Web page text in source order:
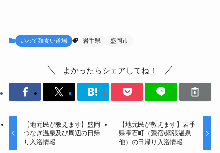
いわて麺食い道場 岩手県 盛岡市
よかったらシェアしてね！
【地元民が教えます】盛岡
つなぎ温泉及び周辺の日帰
り入浴情報
【地元民が教えます】岩手
県雫石町（鶯宿/網張温泉
他）の日帰り入浴情報